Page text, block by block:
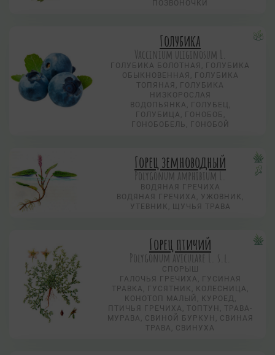
ПОЗВОНОЧКИ
Голубика
Vaccinium uliginosum L.
ГОЛУБИКА БОЛОТНАЯ, ГОЛУБИКА
ОБЫКНОВЕННАЯ, ГОЛУБИКА
ТОПЯНАЯ, ГОЛУБИКА
НИЗКОРОСЛАЯ
ВОДОПЬЯНКА, ГОЛУБЕЦ,
ГОЛУБИЦА, ГОНОБОБ,
ГОНОБОБЕЛЬ, ГОНОБОЙ
Горец земноводный
Polygonum amphibium L.
ВОДЯНАЯ ГРЕЧИХА
ВОДЯНАЯ ГРЕЧИХА, УЖОВНИК,
УТЕВНИК, ЩУЧЬЯ ТРАВА
Горец птичий
Polygonum aviculare L. s.l.
СПОРЫШ
ГАЛОЧЬЯ ГРЕЧИХА, ГУСИНАЯ
ТРАВКА, ГУСЯТНИК, КОЛЕСНИЦА,
КОНОТОП МАЛЫЙ, КУРОЕД,
ПТИЧЬЯ ГРЕЧИХА, ТОПТУН, ТРАВА-
МУРАВА, СВИНОЙ БУРКУН, СВИНАЯ
ТРАВА, СВИНУХА